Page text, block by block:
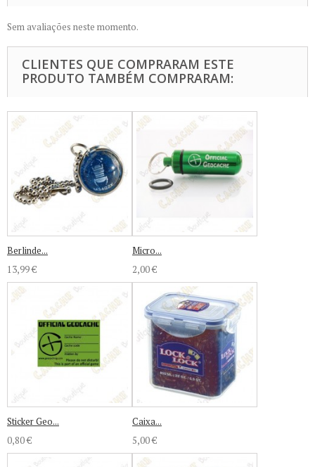
Sem avaliações neste momento.
CLIENTES QUE COMPRARAM ESTE
PRODUTO TAMBÉM COMPRARAM:
Berlinde...
13,99 €
Micro...
2,00 €
Sticker Geo...
0,80 €
Caixa...
5,00 €